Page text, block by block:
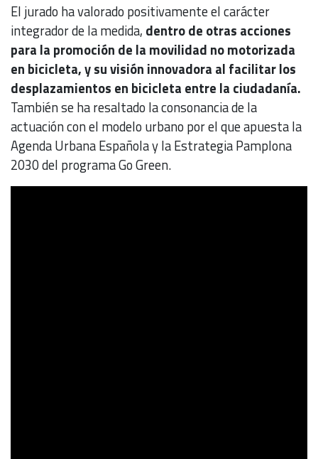
El jurado ha valorado positivamente el carácter
integrador de la medida, dentro de otras acciones
para la promoción de la movilidad no motorizada
en bicicleta, y su visión innovadora al facilitar los
desplazamientos en bicicleta entre la ciudadanía.
También se ha resaltado la consonancia de la
actuación con el modelo urbano por el que apuesta la
Agenda Urbana Española y la Estrategia Pamplona
2030 del programa Go Green.